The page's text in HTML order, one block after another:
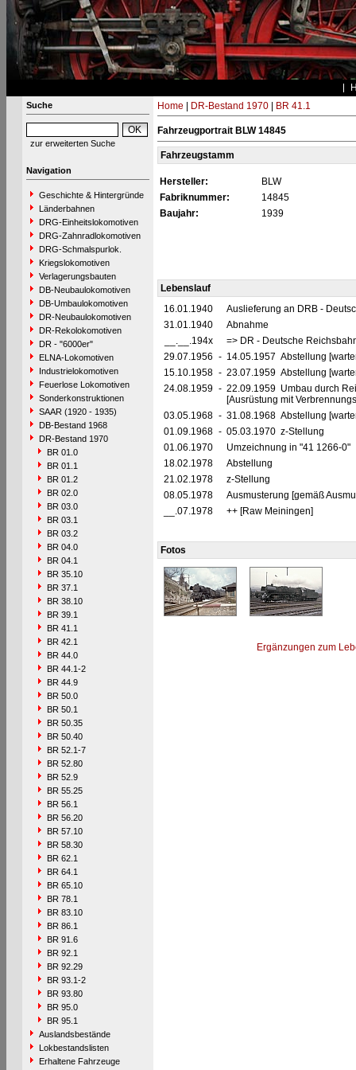
Suche
zur erweiterten Suche
Navigation
Geschichte & Hintergründe
Länderbahnen
DRG-Einheitslokomotiven
DRG-Zahnradlokomotiven
DRG-Schmalspurlok.
Kriegslokomotiven
Verlagerungsbauten
DB-Neubaulokomotiven
DB-Umbaulokomotiven
DR-Neubaulokomotiven
DR-Rekolokomotiven
DR - "6000er"
ELNA-Lokomotiven
Industrielokomotiven
Feuerlose Lokomotiven
Sonderkonstruktionen
SAAR (1920 - 1935)
DB-Bestand 1968
DR-Bestand 1970
BR 01.0
BR 01.1
BR 01.2
BR 02.0
BR 03.0
BR 03.1
BR 03.2
BR 04.0
BR 04.1
BR 35.10
BR 37.1
BR 38.10
BR 39.1
BR 41.1
BR 42.1
BR 44.0
BR 44.1-2
BR 44.9
BR 50.0
BR 50.1
BR 50.35
BR 50.40
BR 52.1-7
BR 52.80
BR 52.9
BR 55.25
BR 56.1
BR 56.20
BR 57.10
BR 58.30
BR 62.1
BR 64.1
BR 65.10
BR 78.1
BR 83.10
BR 86.1
BR 91.6
BR 92.1
BR 92.29
BR 93.1-2
BR 93.80
BR 95.0
BR 95.1
Auslandsbestände
Lokbestandslisten
Erhaltene Fahrzeuge
Home DR-Bestand 1970| BR 41.1
Fahrzeugportrait BLW 14845
Fahrzeugstamm
Hersteller:
BLW
Fabriknummer:
14845
Baujahr:
1939
Lebenslauf
16.01.1940
Auslieferung an DRB -
31.01.1940
Abnahme
__.__.194x
=> DR - Deutsche
29.07.1956 - 14.05.1957 Abstellung
15.10.1958 - 23.07.1959 Abstellung
24.08.1959 - 22.09.1959 Umbau durch
[Ausrüstung mit
03.05.1968 - 31.08.1968 Abstellung
01.09.1968 - 05.03.1970 z-Stellung
01.06.1970
Umzeichnung in "41 1266-0"
18.02.1978
Abstellung
21.02.1978
z-Stellung
08.05.1978
Ausmusterung [gemäß
__.07.1978
++ [Raw Meiningen]
Fotos
Ergänzungen zum